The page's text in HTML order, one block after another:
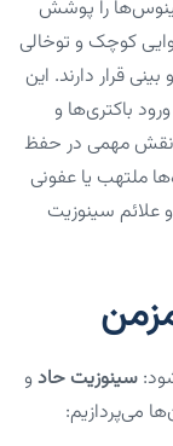
را پوشش
کوچک و توخالی
قرار دارند. این
باکتری‌ها و
نقش مهمی در حفظ
ملتهب یا عفونی
علائم سینوزیت
سینوزیت حاد و
می‌پردازیم: